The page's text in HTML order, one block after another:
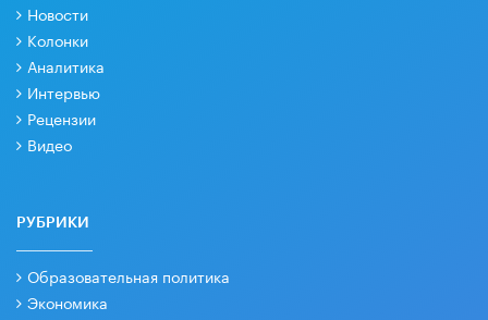
Новости
Колонки
Аналитика
Интервью
Рецензии
Видео
РУБРИКИ
Образовательная политика
Экономика